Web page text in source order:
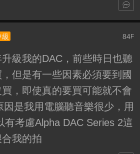
84F
級我的DAC，前些時日也聽
但是有一些因素必須要到國
，即使真的要買可能就不會
因是我用電腦聽音樂很少，用
有考慮Alpha DAC Series 2這
我的拍